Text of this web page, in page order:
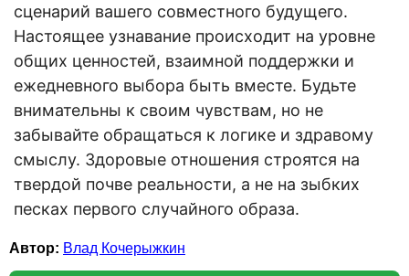
сценарий вашего совместного будущего.
Настоящее узнавание происходит на уровне
общих ценностей, взаимной поддержки и
ежедневного выбора быть вместе. Будьте
внимательны к своим чувствам, но не
забывайте обращаться к логике и здравому
смыслу. Здоровые отношения строятся на
твердой почве реальности, а не на зыбких
песках первого случайного образа.
Автор: Влад Кочерыжкин